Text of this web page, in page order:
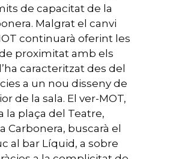
de capacitat de la
Malgrat el canvi
continuarà oferint les
proximitat amb els
caracteritzat des del
a un nou disseny de
de la sala. El ver-MOT,
la plaça del Teatre,
Carbonera, buscarà el
al bar Líquid, a sobre